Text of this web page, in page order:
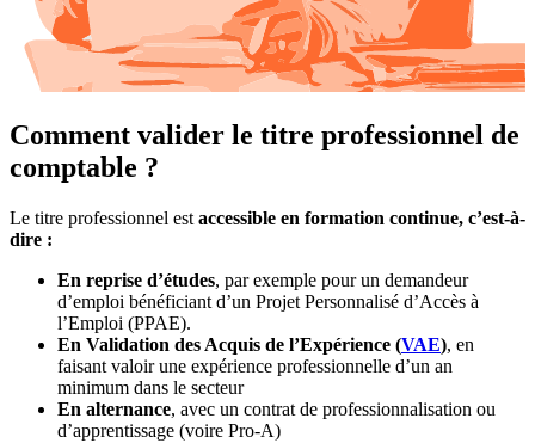
Comment valider le titre professionnel de
comptable ?
Le titre professionnel est accessible en formation continue, c’est-à-
dire :
En reprise d’études, par exemple pour un demandeur
d’emploi bénéficiant d’un Projet Personnalisé d’Accès à
l’Emploi (PPAE).
En Validation des Acquis de l’Expérience (VAE), en
faisant valoir une expérience professionnelle d’un an
minimum dans le secteur
En alternance, avec un contrat de professionnalisation ou
d’apprentissage (voire Pro-A)